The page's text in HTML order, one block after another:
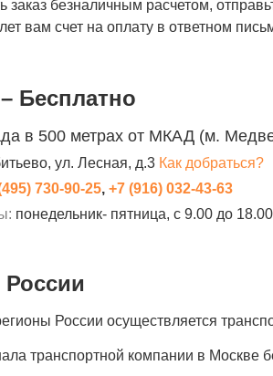
заказ безналичным расчетом,
вам счет на оплату в ответном
Бесплатно
в 500 метрах от МКАД (м.
ул. Лесная, д.3 Как добраться?
730-90-25, +7 (916) 032-43-63
понедельник- пятница, с 9.00 до 18.00
России
России осуществляется
транспортной компании в Москве